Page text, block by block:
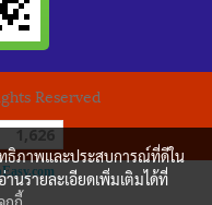
Reserved
1,626
ธิภาพและประสบการณ์ที่ดีใน
นรายละเอียดเพิ่มเติมได้ที่